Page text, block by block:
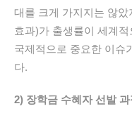
대를 크게 가지지는 않았
효과)가 출생률이 세계적
국제적으로 중요한 이슈
다.
2) 장학금 수혜자 선발 과